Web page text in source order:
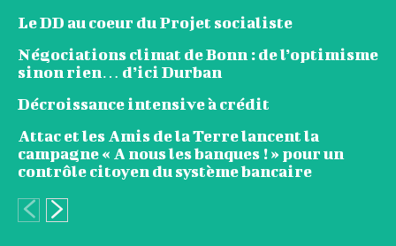
Le DD au coeur du Projet socialiste
Négociations climat de Bonn : de l’optimisme
sinon rien… d’ici Durban
Décroissance intensive à crédit
Attac et les Amis de la Terre lancent la
campagne « A nous les banques ! » pour un
contrôle citoyen du système bancaire